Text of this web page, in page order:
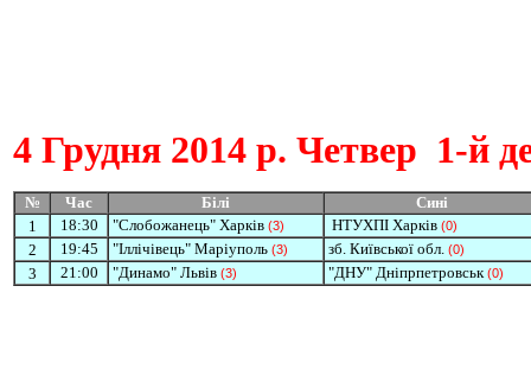
4 Грудня 2014 р. Четвер 1-й
№ Час Білі
Сині
1
18:30 "Слобожанець" Харків (3) НТУХПІ Харків (0)
2 19:45 "Іллічівець" Маріуполь (3) зб. Київської обл. (0)
3 21:00 "Динамо" Львів (3) "ДНУ" Дніпрпетровськ(0)